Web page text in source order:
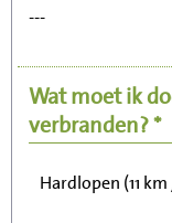
---
Wat moet ik
verbranden? *
Wandelen (5 km/
Hardlopen (11